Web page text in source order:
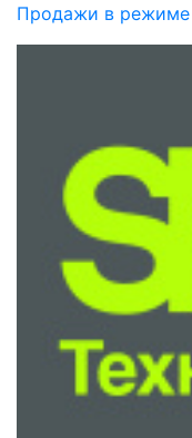
Продажи в режиме